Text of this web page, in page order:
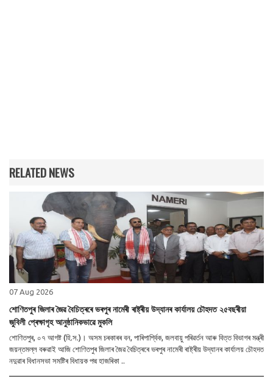
RELATED NEWS
07 Aug 2026
শোণিতপুৰ জিলাৰ জৈৱ বৈচিত্ৰৰে ভৰপুৰ নামেৰী ৰাষ্ট্ৰীয় উদ্যানৰ কাৰ্যালয় চৌহদত ২৫বছৰীয়া
জুবিলী প্ৰেক্ষাগৃহ আনুষ্ঠানিকভাৱে মুকলি
শোণিতপুৰ, ০৭ আগষ্ট (হি.স.)। অসম চৰকাৰৰ বন, পাৰিপাৰ্শ্বিক, জলবায়ু পৰিৱৰ্তন আৰু বিত্ত বিভাগৰ মন্ত্ৰী
জয়ন্তমল্ল বৰুৱাই আজি শোণিতপুৰ জিলাৰ জৈৱ বৈচিত্ৰৰে ভৰপুৰ নামেৰী ৰাষ্ট্ৰীয় উদ্যানৰ কাৰ্যালয় চৌহদত
নদুৱাৰ বিধানসভা সমষ্টিৰ বিধায়ক পদ্ম হাজৰিকা ..